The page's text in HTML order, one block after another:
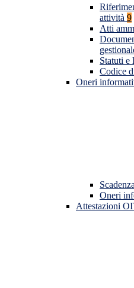
attività 9
Atti
Statuti e
Codice
Oneri
Oneri
Attestazioni